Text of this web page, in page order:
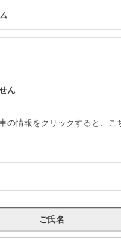
ん
の情報をクリックすると、こ
ご氏名